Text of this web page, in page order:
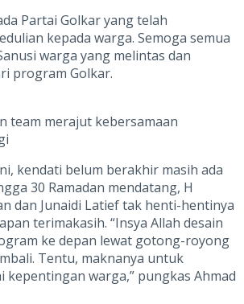
Partai Golkar yang telah
kepada warga. Semoga semua
warga yang melintas dan
program Golkar.
team merajut kebersamaan
kendati belum berakhir masih ada
30 Ramadan mendatang, H
dan Junaidi Latief tak henti-hentinya
terimakasih. “Insya Allah desain
ke depan lewat gotong-royong
Tentu, maknanya untuk
kepentingan warga,” pungkas Ahmad